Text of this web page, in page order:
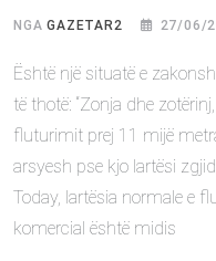
NGAGAZETAR2 27/06/
Është një situatë e
të thotë: “Zonja dhe
fluturimit prej 11 mijë
arsyesh pse kjo lartësi
Today, lartësia normale e
komercial është midis